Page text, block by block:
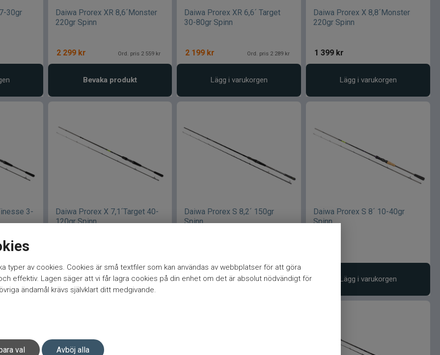
typer av cookies. Cookies är små textfiler som kan användas av webbplatser för att göra
effektiv. Lagen säger att vi får lagra cookies på din enhet om det är absolut nödvändigt för
ändamål krävs självklart ditt medgivande.
val Avböj alla
30gr
Daiwa Prorex XR 8,6´Monster
220gr Spinn
2 299 kr Ord. pris 2 559 kr
Bevaka produkt
Daiwa Prorex XR 6,6´ Target
30-80gr Spinn
2 199 kr Ord. pris 2 289 kr
Lägg i varukorgen
Daiwa Prorex X 8,8´Monster
220gr Spinn
1 399 kr
Lägg i varukorgen
3-
Daiwa Prorex X 7,1´Target 40-
120gr Spinn
Lägg i varukorgen
Daiwa Prorex S 8,2´ 150gr
Spinn
Bevaka produkt
Daiwa Prorex S 8´ 10-40gr
Spinn
Lägg i varukorgen